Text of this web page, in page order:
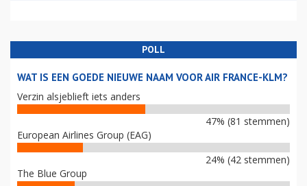
POLL
WAT IS EEN GOEDE NIEUWE NAAM VOOR AIR FRANCE-KLM?
Verzin alsjeblieft iets anders
47% (81 stemmen)
European Airlines Group (EAG)
24% (42 stemmen)
The Blue Group